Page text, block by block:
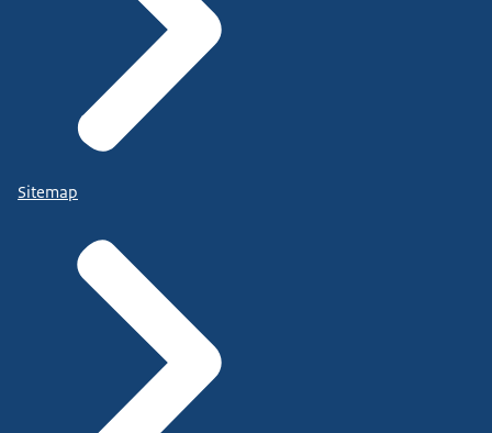
Sitemap